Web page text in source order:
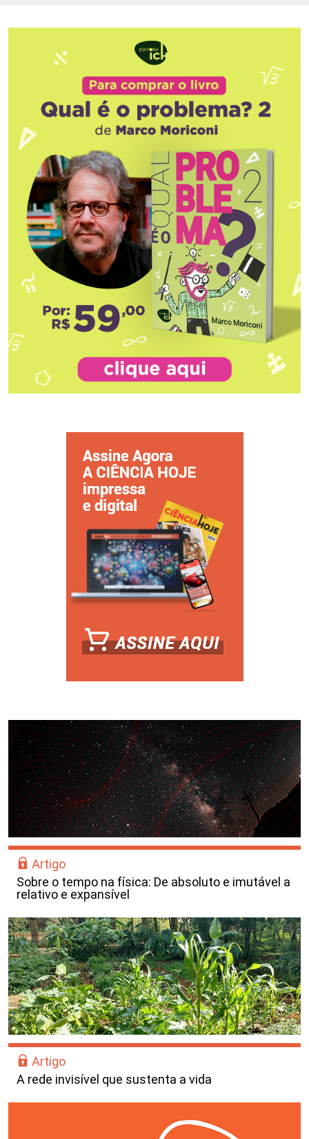
Artigo
Sobre o tempo na física: De absoluto e imutável a
relativo e expansível
Artigo
A rede invisível que sustenta a vida